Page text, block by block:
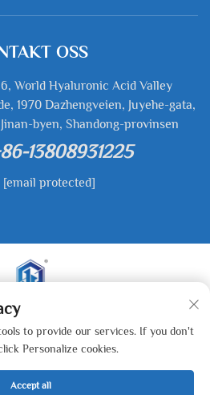
OSS
World Hyaluronic Acid Valley
1970 Dazhengveien, Juyehe-gata,
byen, Shandong-provinsen
13808931225
[email protected]
Weiye (Jinan) Machinery
Alle rettigheter forbeholdt. -
to provide our services. If you don't
Personalize cookies.
Accept all